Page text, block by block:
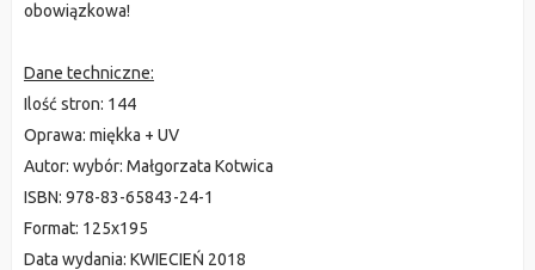
obowiązkowa!
Dane techniczne:
Ilość stron: 144
Oprawa: miękka + UV
Autor: wybór: Małgorzata Kotwica
ISBN: 978-83-65843-24-1
Format: 125x195
Data wydania: KWIECIEŃ 2018